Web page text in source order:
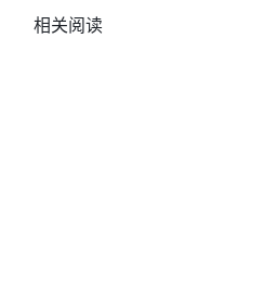
相关阅读